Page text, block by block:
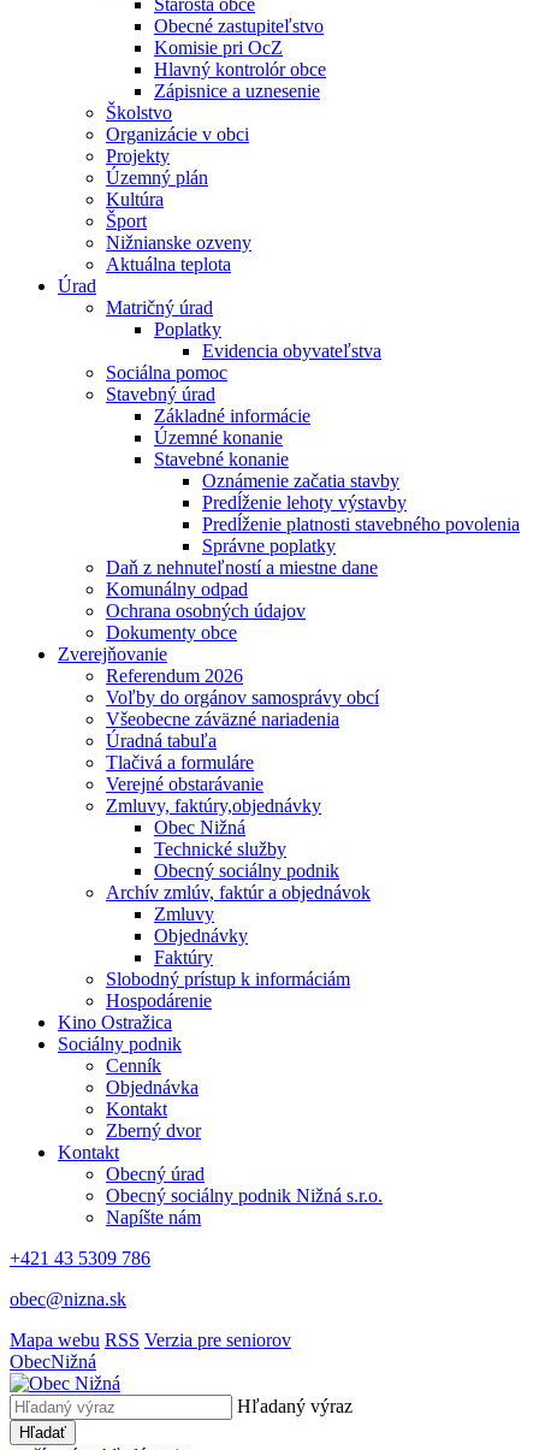
Starosta obce
Obecné zastupiteľstvo
Komisie pri OcZ
Hlavný kontrolór obce
Zápisnice a uznesenie
Školstvo
Organizácie v obci
Projekty
Územný plán
Kultúra
Šport
Nižnianske ozveny
Aktuálna teplota
Úrad
Matričný úrad
Poplatky
Evidencia obyvateľstva
Sociálna pomoc
Stavebný úrad
Základné informácie
Územné konanie
Stavebné konanie
Oznámenie začatia stavby
Predĺženie lehoty výstavby
Predĺženie platnosti stavebného povolenia
Správne poplatky
Daň z nehnuteľností a miestne dane
Komunálny odpad
Ochrana osobných údajov
Dokumenty obce
Zverejňovanie
Referendum 2026
Voľby do orgánov samosprávy obcí
Všeobecne záväzné nariadenia
Úradná tabuľa
Tlačivá a formuláre
Verejné obstarávanie
Zmluvy, faktúry,objednávky
Obec Nižná
Technické služby
Obecný sociálny podnik
Archív zmlúv, faktúr a objednávok
Zmluvy
Objednávky
Faktúry
Slobodný prístup k informáciám
Hospodárenie
Kino Ostražica
Sociálny podnik
Cenník
Objednávka
Kontakt
Zberný dvor
Kontakt
Obecný úrad
Obecný sociálny podnik Nižná s.r.o.
Napíšte nám
+421 43 5309 786
obec@nizna.sk
Mapa webu RSS Verzia pre seniorov
ObecNižná
Hľadaný výraz
Hľadať